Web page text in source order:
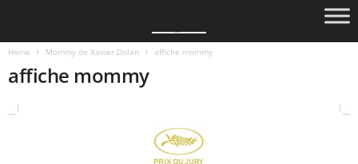
Home Mommy de Xavier Dolan affiche mommy
affiche mommy